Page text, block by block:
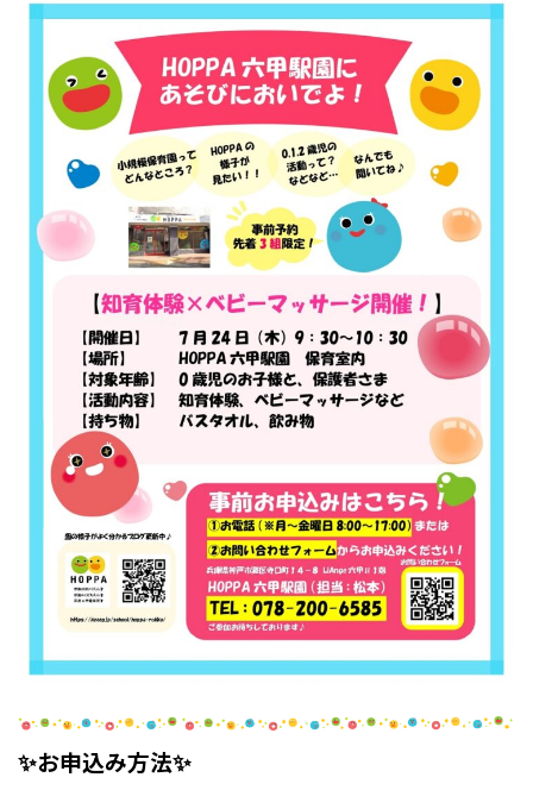
✨お申込み方法✨